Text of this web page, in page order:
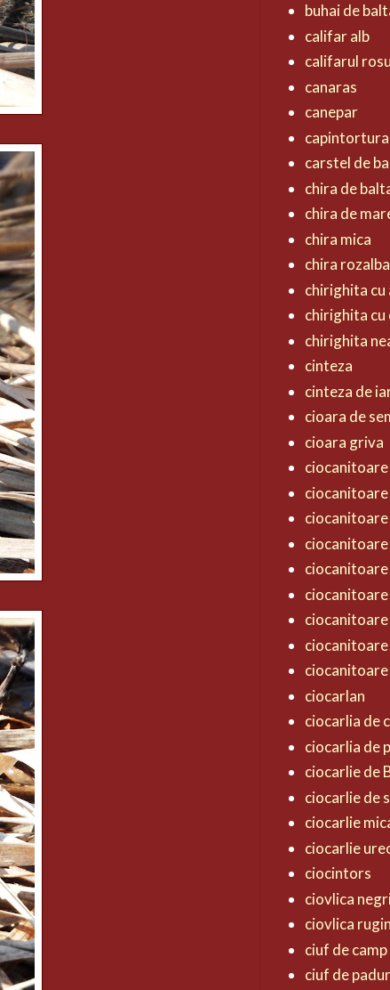
buhai de
califar alb
califarul
canaras
canepar
capintortura
carstel de
chira de
chira de
chira mica
chira rozalba
chirighita cu
chirighita cu
chirighita
cinteza
cinteza de
cioara de
cioara griva
ciocanitoare
ciocarlan
ciocarlia de
ciocarlia de
ciocarlie de
ciocarlie de
ciocarlie
ciocarlie
ciocintors
ciovlica
ciovlica
ciuf de camp
ciuf de